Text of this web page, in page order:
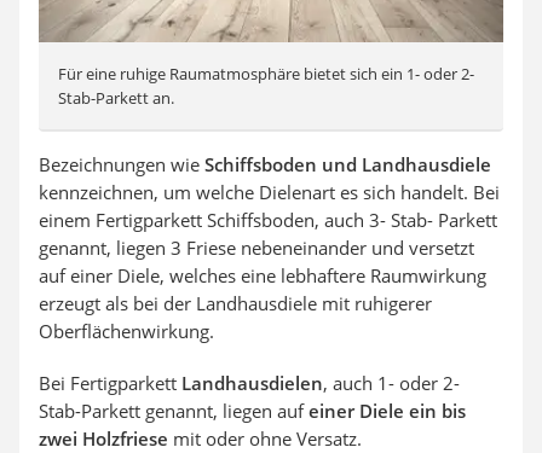
Für eine ruhige Raumatmosphäre bietet sich ein 1- oder 2-
Stab-Parkett an.
Bezeichnungen wie Schiffsboden und Landhausdiele
kennzeichnen, um welche Dielenart es sich handelt. Bei
einem Fertigparkett Schiffsboden, auch 3- Stab- Parkett
genannt, liegen 3 Friese nebeneinander und versetzt
auf einer Diele, welches eine lebhaftere Raumwirkung
erzeugt als bei der Landhausdiele mit ruhigerer
Oberflächenwirkung.
Bei Fertigparkett Landhausdielen, auch 1- oder 2-
Stab-Parkett genannt, liegen aufeiner Diele ein bis
zwei Holzfriese mit oder ohne Versatz.